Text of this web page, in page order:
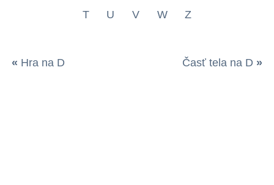
T
U V W Z
« Hra na D Časť tela na D »